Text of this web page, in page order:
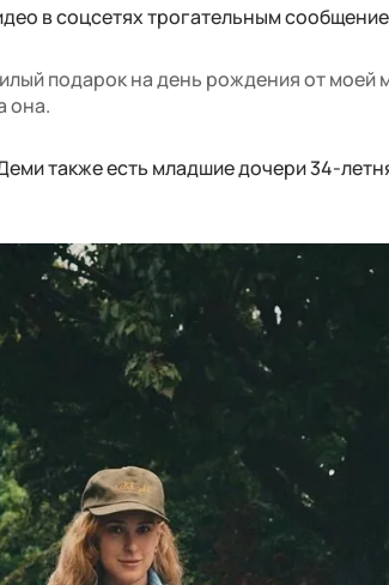
в соцсетях трогательным
подарок на день рождения от моей
она.
также есть младшие дочери 34-